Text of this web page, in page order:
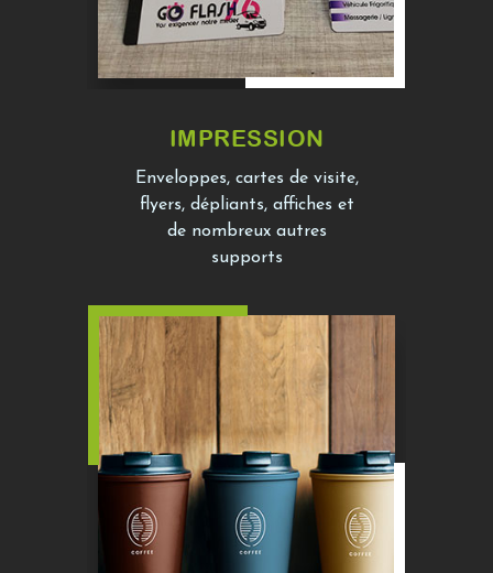
IMPRESSION
Enveloppes, cartes de visite,
flyers, dépliants, affiches et
de nombreux autres
supports